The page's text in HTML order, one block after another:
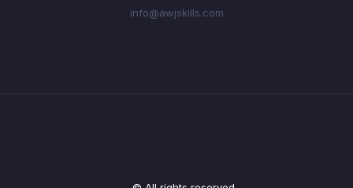
info@awjskills.com